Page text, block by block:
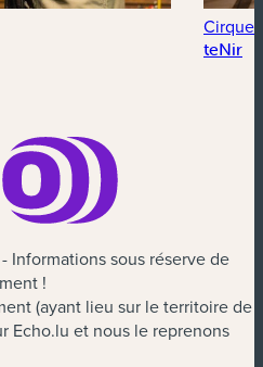
Cirque
teNir
Informations sous réserve de
!
(ayant lieu sur le territoire de
Echo.lu et nous le reprenons